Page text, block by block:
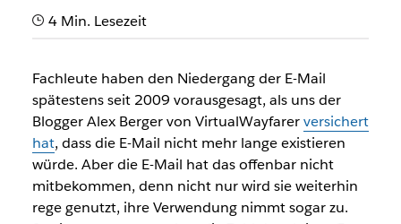
Alternative zur E-Mail: Warum
brauchen
Auch wenn die E-Mail nie ganz verschwinden wird, nimmt
ihre Bedeutung bei der Arbeit ab. Was wird ihren Platz
einnehmen?
Vom Slack-Team
4 Min. Lesezeit
Fachleute haben den Niedergang der E-Mail
spätestens seit 2009 vorausgesagt, als uns der
Blogger Alex Berger von VirtualWayfarerversichert
hat, dass die E-Mail nicht mehr lange existieren
würde. Aber die E-Mail hat das offenbar nicht
mitbekommen, denn nicht nur wird sie weiterhin
rege genutzt, ihre Verwendung nimmt sogar zu.